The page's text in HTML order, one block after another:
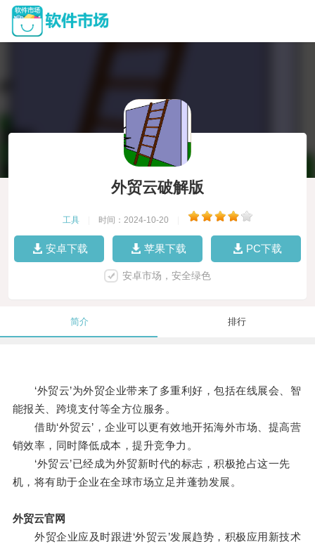
外贸云破解版
工具 时间：2024-10-20
安卓下载 苹果下载 PC下载
安卓市场，安全绿色
简介 排行
‘外贸云’为外贸企业带来了多重利好，包括在线展会、智
能报关、跨境支付等全方位服务。
借助‘外贸云’，企业可以更有效地开拓海外市场、提高营
销效率，同时降低成本，提升竞争力。
‘外贸云’已经成为外贸新时代的标志，积极抢占这一先
机，将有助于企业在全球市场立足并蓬勃发展。
外贸云官网
外贸企业应及时跟进‘外贸云’发展趋势，积极应用新技术